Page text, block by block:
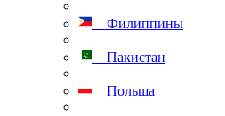
Филиппины
Пакистан
Польша